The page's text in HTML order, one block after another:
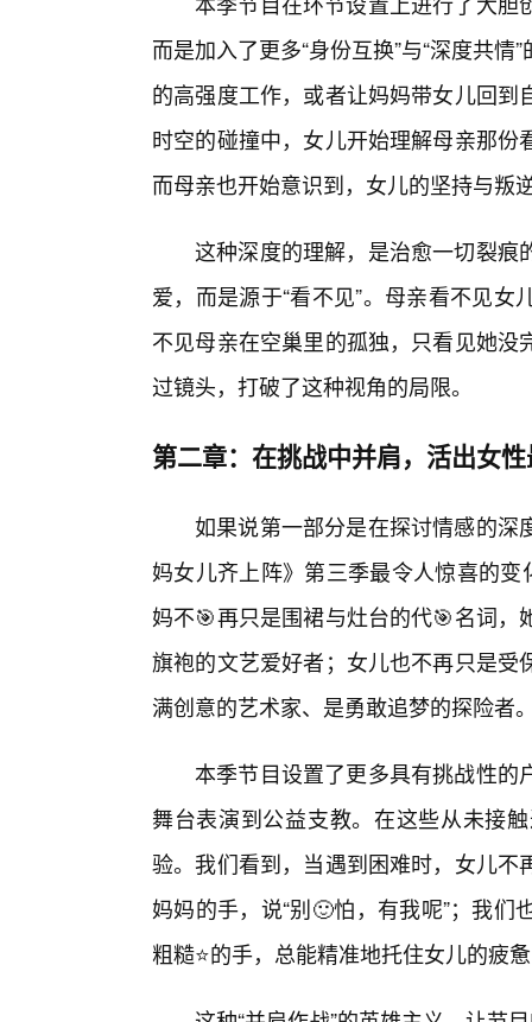
而是加入了更多“身份互换”与“深度共
的高强度工作，或者让妈妈带女儿回
时空的碰撞中，女儿开始理解母亲那
而母亲也开始意识到，女儿的坚持与叛
这种深度的理解，是治愈一切裂痕
爱，而是源于“看不见”。母亲看不见
不见母亲在空巢里的孤独，只看见她
过镜头，打破了这种视角的局限。
第二章：在挑战中并肩，活出女
如果说第一部分是在探讨情感的深
妈女儿齐上阵》第三季最令人惊喜的
妈不🎯再只是围裙与灶台的代🎯名词
旗袍的文艺爱好者；女儿也不再只是
满创意的艺术家、是勇敢追梦的探险者
本季节目设置了更多具有挑战性的
舞台表演到公益支教。在这些从未接
验。我们看到，当遇到困难时，女儿
妈妈的手，说“别🙂怕，有我呢”；我
粗糙⭐的手，总能精准地托住女儿的疲